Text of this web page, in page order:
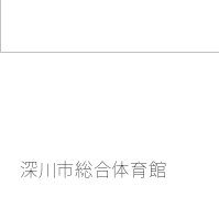
深川市総合体育館